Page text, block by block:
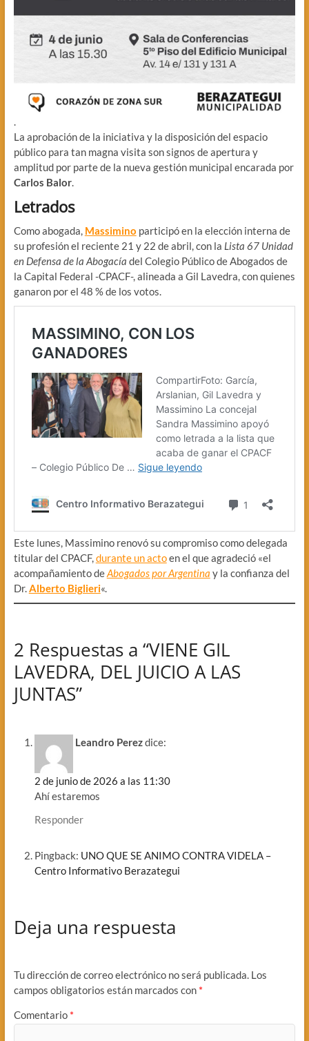
.
La aprobación de la iniciativa y la disposición del espacio
público para tan magna visita son signos de apertura y
amplitud por parte de la nueva gestión municipal encarada por
Carlos Balor.
Letrados
Como abogada, Massimino participó en la elección interna de
su profesión el reciente 21 y 22 de abril, con la Lista 67 Unidad
en Defensa de la Abogacía del Colegio Público de Abogados de
la Capital Federal -CPACF-, alineada a Gil Lavedra, con quienes
ganaron por el 48 % de los votos.
Este lunes, Massimino renovó su compromiso como delegada
titular del CPACF,durante un actoen el que agradeció «el
acompañamiento deAbogados por Argentina y la confianza del
Dr.Alberto Biglieri«.
2 Respuestas a “VIENE GIL
LAVEDRA, DEL JUICIO A LAS
JUNTAS”
Leandro Perezdice:
2 de junio de 2026 a las 11:30
Ahí estaremos
Responder
Pingback: UNO QUE SE ANIMO CONTRA VIDELA –
Centro Informativo Berazategui
Deja una respuesta
Tu dirección de correo electrónico no será publicada. Los
campos obligatorios están marcados con *
Comentario *